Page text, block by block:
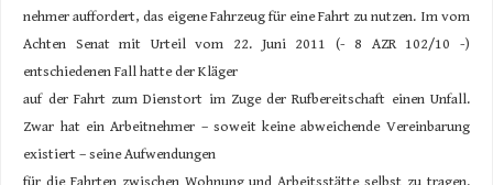
nehmer auffordert, das eigene Fahrzeug für eine Fahrt zu nutzen. Im vom
Achten Senat mit Urteil vom 22. Juni 2011 (- 8 AZR 102/10 -)
entschiedenen Fall hatte der Kläger
auf der Fahrt zum Dienstort im Zuge der Rufbereitschaft einen Unfall.
Zwar hat ein Arbeitnehmer – soweit keine abweichende Vereinbarung
existiert – seine Aufwendungen